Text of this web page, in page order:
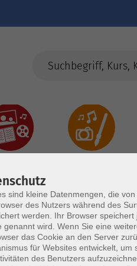
sind kleine Datenmengen, die
des Nutzers während des
werden. Ihr Browser
genannt wird. Wenn Sie eine
das Cookie an den Server
für Websites entwickelt,
des Benutzers